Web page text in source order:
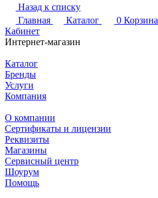
Назад к списку
Главная
Каталог 0 Корзина
Кабинет
Интернет-магазин
Каталог
Бренды
Услуги
Компания
О компании
Сертификаты и лицензии
Реквизиты
Магазины
Сервисный центр
Шоурум
Помощь